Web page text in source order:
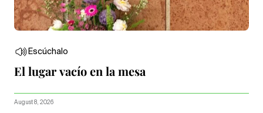
Escúchalo
El lugar vacío en la mesa
August 8, 2026